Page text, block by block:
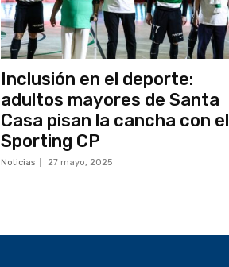
Inclusión en el deporte:
adultos mayores de Santa
Casa pisan la cancha con el
Sporting CP
Noticias 27 mayo, 2025